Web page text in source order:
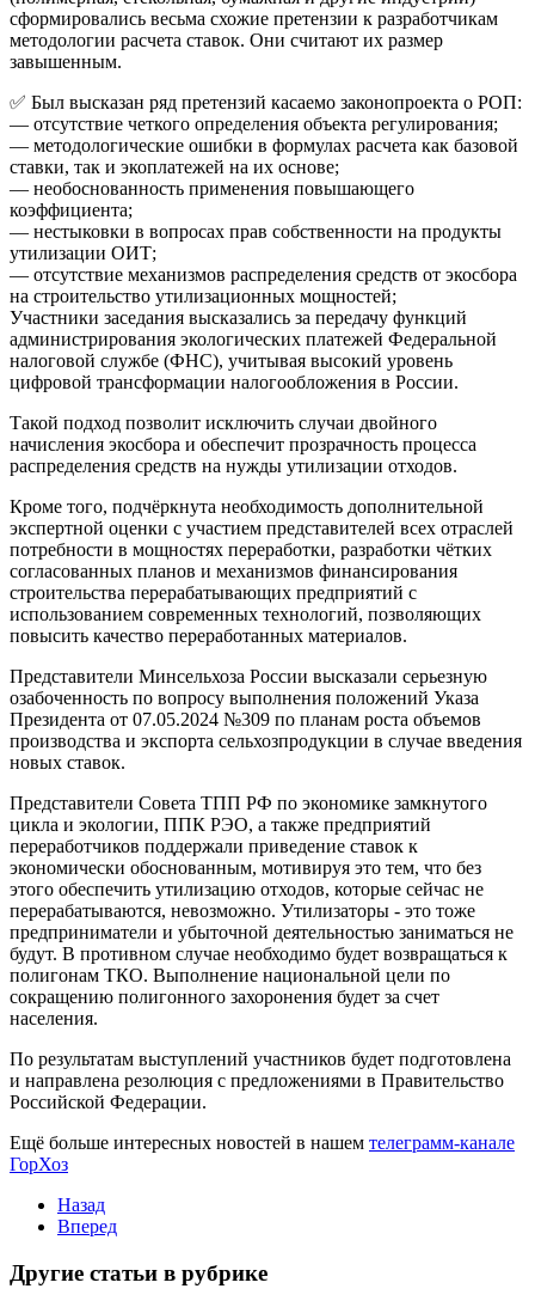
сформировались весьма схожие претензии к разработчикам
методологии расчета ставок. Они считают их размер
завышенным.
✅ Был высказан ряд претензий касаемо законопроекта о РОП:
— отсутствие четкого определения объекта регулирования;
— методологические ошибки в формулах расчета как базовой
ставки, так и экоплатежей на их основе;
— необоснованность применения повышающего
коэффициента;
— нестыковки в вопросах прав собственности на продукты
утилизации ОИТ;
— отсутствие механизмов распределения средств от экосбора
на строительство утилизационных мощностей;
Участники заседания высказались за передачу функций
администрирования экологических платежей Федеральной
налоговой службе (ФНС), учитывая высокий уровень
цифровой трансформации налогообложения в России.
Такой подход позволит исключить случаи двойного
начисления экосбора и обеспечит прозрачность процесса
распределения средств на нужды утилизации отходов.
Кроме того, подчёркнута необходимость дополнительной
экспертной оценки с участием представителей всех отраслей
потребности в мощностях переработки, разработки чётких
согласованных планов и механизмов финансирования
строительства перерабатывающих предприятий с
использованием современных технологий, позволяющих
повысить качество переработанных материалов.
Представители Минсельхоза России высказали серьезную
озабоченность по вопросу выполнения положений Указа
Президента от 07.05.2024 №309 по планам роста объемов
производства и экспорта сельхозпродукции в случае введения
новых ставок.
Представители Совета ТПП РФ по экономике замкнутого
цикла и экологии, ППК РЭО, а также предприятий
переработчиков поддержали приведение ставок к
экономически обоснованным, мотивируя это тем, что без
этого обеспечить утилизацию отходов, которые сейчас не
перерабатываются, невозможно. Утилизаторы - это тоже
предприниматели и убыточной деятельностью заниматься не
будут. В противном случае необходимо будет возвращаться к
полигонам ТКО. Выполнение национальной цели по
сокращению полигонного захоронения будет за счет
населения.
По результатам выступлений участников будет подготовлена
и направлена резолюция с предложениями в Правительство
Российской Федерации.
Ещё больше интересных новостей в нашем телеграмм-канале
ГорХоз
Назад
Вперед
Другие статьи в рубрике